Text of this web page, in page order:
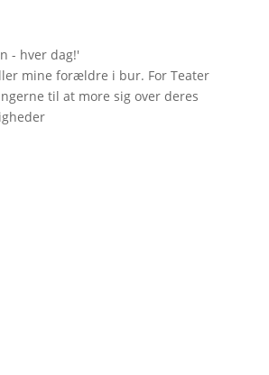
- hver dag!'
mine forældre i bur. For Teater
til at more sig over deres